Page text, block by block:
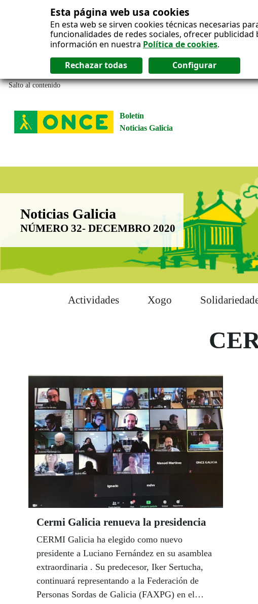
Esta página web usa cookies
En esta web se sirven cookies técnicas necesarias
funcionalidades de redes sociales, ofrecer
información en nuestra Política de cookies.
Salto al contenido
Boletín
Noticias Galicia
Boletín Noticias Galicia
Noticias Galicia
NÚMERO 32- DECEMBRO 2020
Actividades Xogo
Cermi Galicia renueva la presidencia
CERMI Galicia ha elegido como nuevo
presidente a Luciano Fernández en su asamblea
extraordinaria . Su predecesor, Iker Sertucha,
continuará representando a la Federación de
Personas Sordas de Galicia (FAXPG) en el